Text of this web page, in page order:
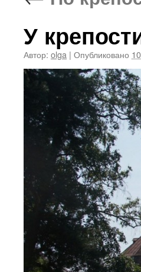
У
Автор: olga | Опубликовано